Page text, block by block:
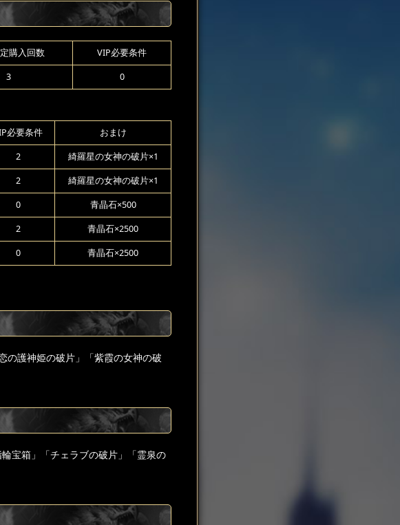
購入回数 VIP必要条件
3 0
必要条件 おまけ
2 綺羅星の女神の破片×1
2 綺羅星の女神の破片×1
0 青晶石×500
2 青晶石×2500
0 青晶石×2500
の護神姫の破片」「紫霞の女神の破
宝箱」「チェラブの破片」「霊泉の